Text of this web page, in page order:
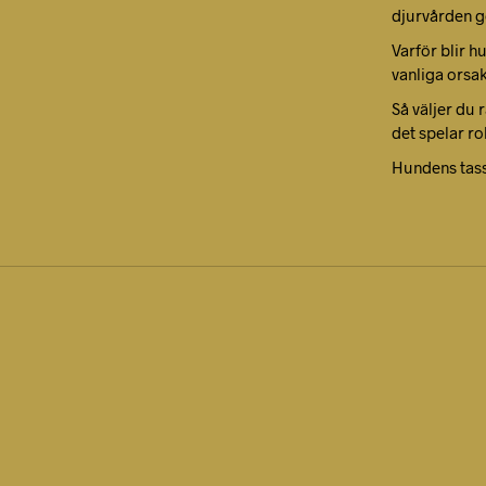
djurvården
Varför blir
vanliga
Så väljer du
det spelar
Hundens